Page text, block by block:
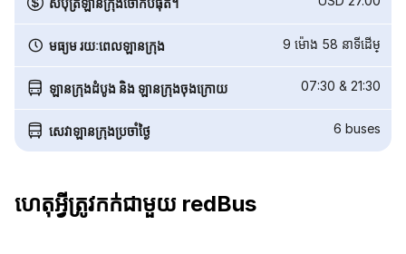
មធ្យម រយៈពេលឡានក្រុង 9 ម៉ោង 58 នាទី​ដើម្
ឡានក្រុងដំបូង និង ឡានក្រុងចុងក្រោយ 07:30 & 21:30
សេវាឡានក្រុងប្រចាំថ្ងៃ 6 buses
ហេតុអ្វីត្រូវកក់ជាមួយ redBus